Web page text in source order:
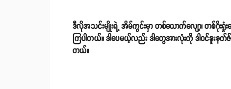
ဒီလိုအသင်းမျိုးရဲ့ အိမ်ကွင်းမှာ တစ်ယောက်လျော့၊ တစ်ဂိုး
ကြပါတယ်။ ဒါပေမယ့်လည်း ဒါတွေအားလုံးကို ဒါဝင်နူးနက်ဇ်
တယ်။